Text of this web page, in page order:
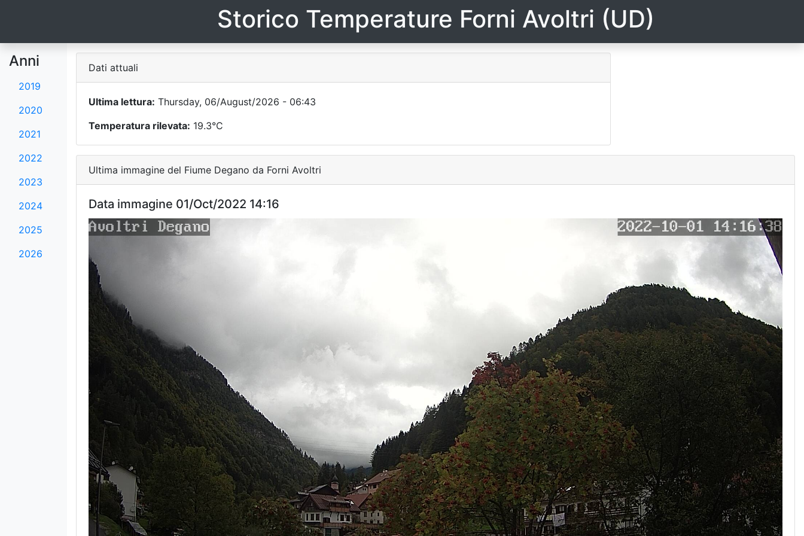
Storico Temperature Forni Avoltri (UD)
Anni
2019
2020
2021
2022
2023
2024
2025
2026
Dati attuali
Ultima lettura: Thursday, 06/August/2026 - 06:43
Temperatura rilevata: 19.3°C
Ultima immagine del Fiume Degano da Forni Avoltri
Data immagine 01/Oct/2022 14:16